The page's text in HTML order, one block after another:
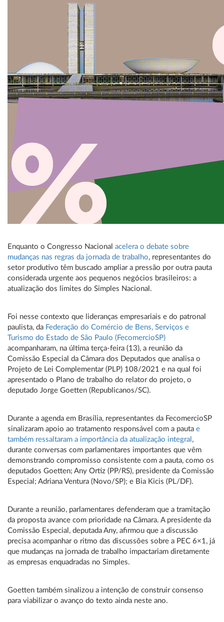
Enquanto o Congresso Nacional acelera o debate sobre
mudanças nas regras da jornada de trabalho, representantes do
setor produtivo têm buscado ampliar a pressão por outra pauta
considerada urgente aos pequenos negócios brasileiros: a
atualização dos limites do Simples Nacional.
Foi nesse contexto que lideranças empresariais e do patronal
paulista, da Federação do Comércio de Bens, Serviços e
Turismo do Estado de São Paulo (FecomercioSP)
acompanharam, na última terça-feira (13), a reunião da
Comissão Especial da Câmara dos Deputados que analisa o
Projeto de Lei Complementar (PLP) 108/2021 e na qual foi
apresentado o Plano de trabalho do relator do projeto, o
deputado Jorge Goetten (Republicanos/SC).
Durante a agenda em Brasília, representantes da FecomercioSP
sinalizaram apoio ao tratamento responsável com a pauta e
também ressaltaram a importância da atualização integral ,
durante conversas com parlamentares importantes que vêm
demonstrando compromisso consistente com a pauta, como os
deputados Goetten; Any Ortiz (PP/RS), presidente da Comissão
Especial; Adriana Ventura (Novo/SP); e Bia Kicis (PL/DF).
Durante a reunião, parlamentares defenderam que a tramitação
da proposta avance com prioridade na Câmara. A presidente da
Comissão Especial, deputada Any, afirmou que a discussão
precisa acompanhar o ritmo das discussões sobre a PEC 6×1, já
que mudanças na jornada de trabalho impactariam diretamente
as empresas enquadradas no Simples.
Goetten também sinalizou a intenção de construir consenso
para viabilizar o avanço do texto ainda neste ano.